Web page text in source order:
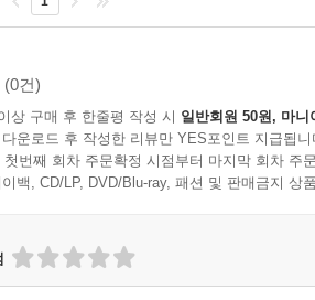
(0건)
상 구매 후 한줄평 작성 시 일반회원 50원, 마니
운로드 후 작성한 리뷰만 YES포인트 지급됩니
첫번째 회차 주문확정 시점부터 마지막 회차 주
백, CD/LP, DVD/Blu-ray, 패션 및 판매금지 상